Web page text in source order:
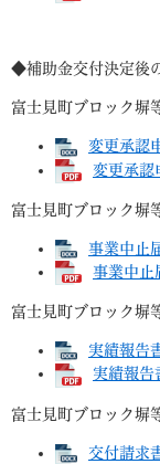
◆補助金交付決定後
富士見町ブロック塀
変更承認
変更承認
富士見町ブロック塀
事業中止
事業中止
富士見町ブロック塀
実績報告
実績報告
富士見町ブロック塀
交付請求